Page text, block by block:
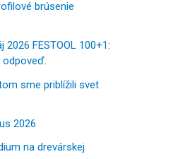
brúsenie
2026 FESTOOL 100+1:
sme priblížili svet
2026
na drevárskej